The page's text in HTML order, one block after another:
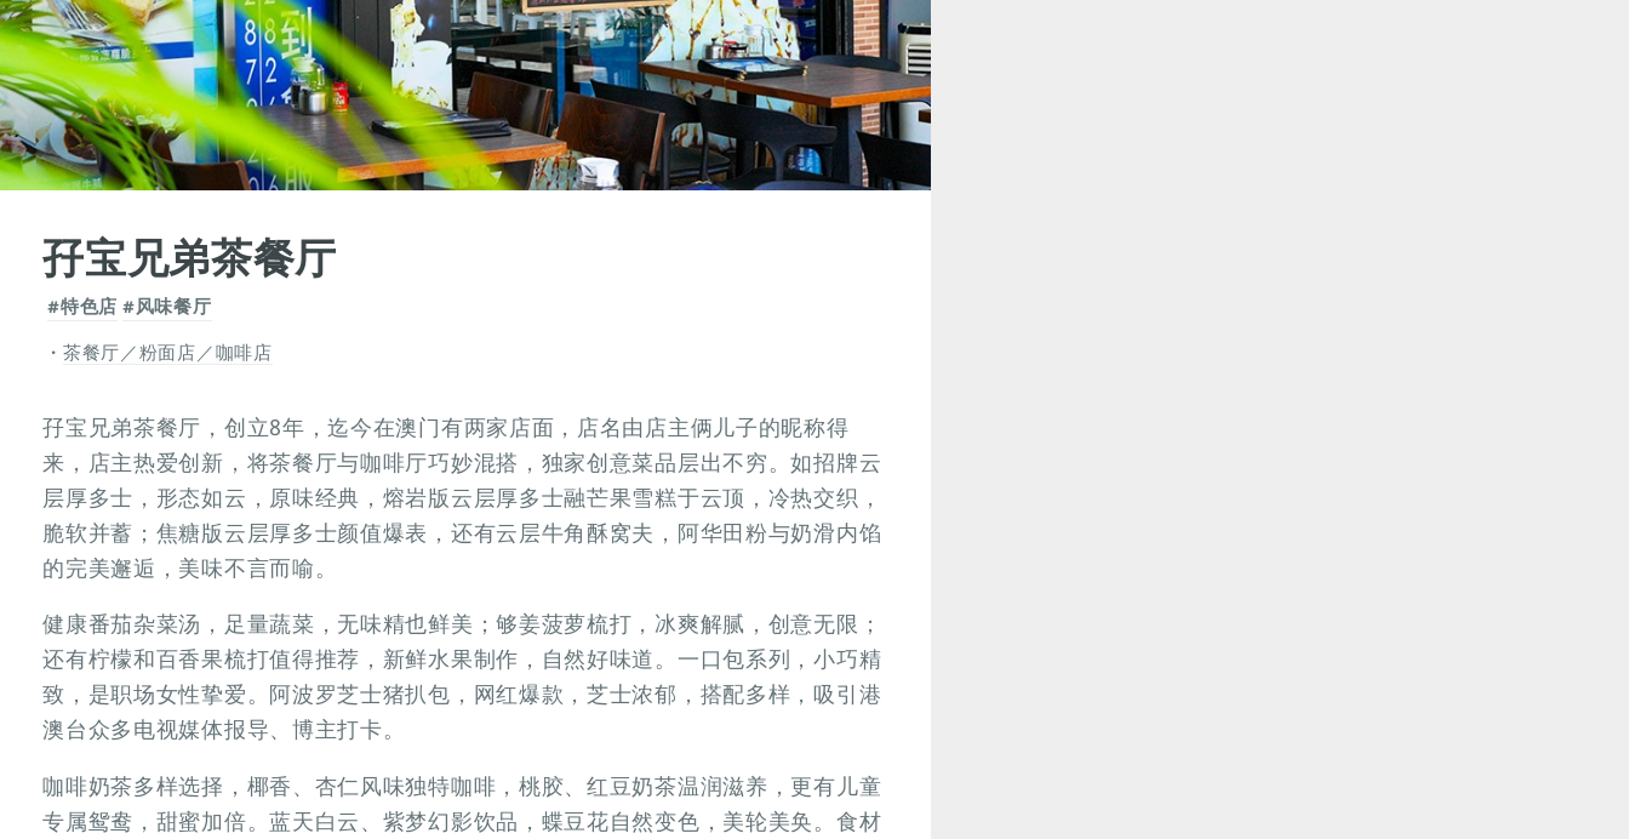
孖宝兄弟茶餐厅
#特色店 #风味餐厅
茶餐厅／粉面店／咖啡店
孖宝兄弟茶餐厅，创立8年，迄今在澳门有两家店面，店名由店主俩儿子的昵称得
来，店主热爱创新，将茶餐厅与咖啡厅巧妙混搭，独家创意菜品层出不穷。如招牌云
层厚多士，形态如云，原味经典，熔岩版云层厚多士融芒果雪糕于云顶，冷热交织，
脆软并蓄；焦糖版云层厚多士颜值爆表，还有云层牛角酥窝夫，阿华田粉与奶滑内馅
的完美邂逅，美味不言而喻。
健康番茄杂菜汤，足量蔬菜，无味精也鲜美；够姜菠萝梳打，冰爽解腻，创意无限；
还有柠檬和百香果梳打值得推荐，新鲜水果制作，自然好味道。一口包系列，小巧精
致，是职场女性挚爱。阿波罗芝士猪扒包，网红爆款，芝士浓郁，搭配多样，吸引港
澳台众多电视媒体报导、博主打卡。
咖啡奶茶多样选择，椰香、杏仁风味独特咖啡，桃胶、红豆奶茶温润滋养，更有儿童
专属鸳鸯，甜蜜加倍。蓝天白云、紫梦幻影饮品，蝶豆花自然变色，美轮美奂。食材